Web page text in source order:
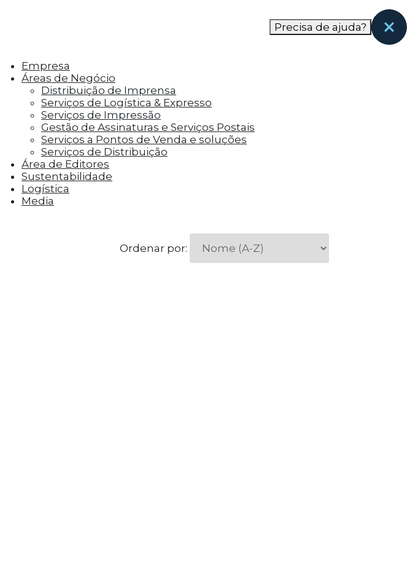
com base nas páginas que eles visitaram antes e analisar a
Precisa de ajuda?
Empresa
Áreas de Negócio
Distribuição de Imprensa
Serviços de Logística & Expresso
Serviços de Impressão
Gestão de Assinaturas e Serviços Postais
Serviços a Pontos de Venda e soluções
Serviços de Distribuição
Área de Editores
Sustentabilidade
Logística
Media
Ordenar por: